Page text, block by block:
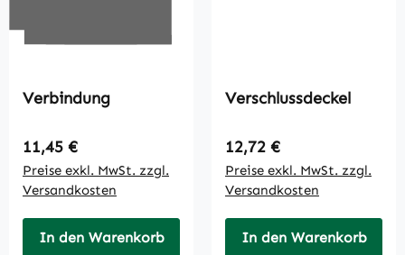
Verbindung
Regulärer Preis:
11,45 €
Preise exkl. MwSt. zzgl.
Versandkosten
In den Warenkorb
Verschlussdeckel
Regulärer Preis:
12,72 €
Preise exkl. MwSt. zzgl.
Versandkosten
In den Warenkorb